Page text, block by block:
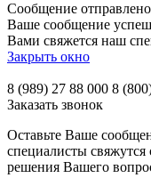
Сообщение отправлено
Ваше сообщение
Вами свяжется наш
Закрыть окно
8 (989) 27 88 000 8
Заказать звонок
Оставьте Ваше
специалисты
решения Вашего